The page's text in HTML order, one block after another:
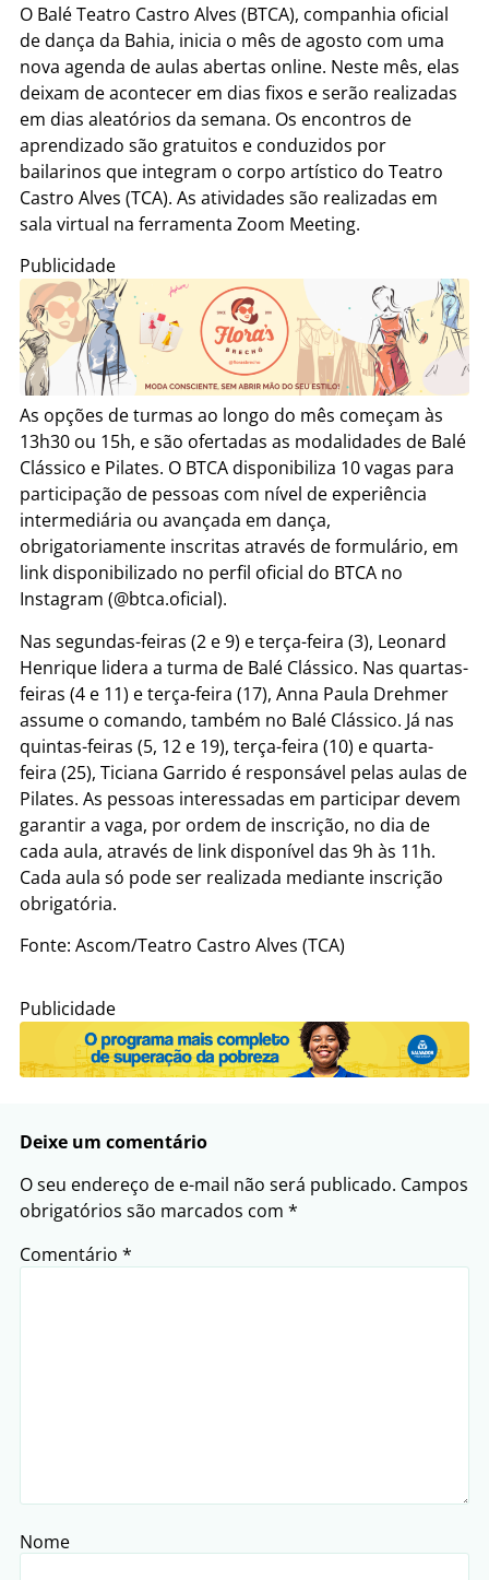
O Balé Teatro Castro Alves (BTCA), companhia oficial
de dança da Bahia, inicia o mês de agosto com uma
nova agenda de aulas abertas online. Neste mês, elas
deixam de acontecer em dias fixos e serão realizadas
em dias aleatórios da semana. Os encontros de
aprendizado são gratuitos e conduzidos por
bailarinos que integram o corpo artístico do Teatro
Castro Alves (TCA). As atividades são realizadas em
sala virtual na ferramenta Zoom Meeting.
Publicidade
As opções de turmas ao longo do mês começam às
13h30 ou 15h, e são ofertadas as modalidades de Balé
Clássico e Pilates. O BTCA disponibiliza 10 vagas para
participação de pessoas com nível de experiência
intermediária ou avançada em dança,
obrigatoriamente inscritas através de formulário, em
link disponibilizado no perfil oficial do BTCA no
Instagram (@btca.oficial).
Nas segundas-feiras (2 e 9) e terça-feira (3), Leonard
Henrique lidera a turma de Balé Clássico. Nas quartas-
feiras (4 e 11) e terça-feira (17), Anna Paula Drehmer
assume o comando, também no Balé Clássico. Já nas
quintas-feiras (5, 12 e 19), terça-feira (10) e quarta-
feira (25), Ticiana Garrido é responsável pelas aulas de
Pilates. As pessoas interessadas em participar devem
garantir a vaga, por ordem de inscrição, no dia de
cada aula, através de link disponível das 9h às 11h.
Cada aula só pode ser realizada mediante inscrição
obrigatória.
Fonte: Ascom/Teatro Castro Alves (TCA)
Publicidade
Deixe um comentário
O seu endereço de e-mail não será publicado. Campos
obrigatórios são marcados com *
Comentário *
Nome